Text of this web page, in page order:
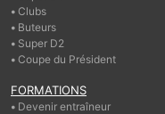
Clubs
Buteurs
Super D2
Coupe du Président
FORMATIONS
Devenir entraîneur